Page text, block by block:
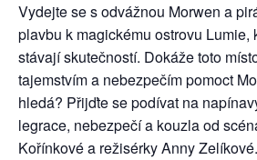
Vydejte se s odvážnou Morwen a
plavbu k magickému ostrovu Lumie,
stávají skutečností. Dokáže toto
tajemstvím a nebezpečím pomoct
hledá? Přijďte se podívat na
legrace, nebezpečí a kouzla od
Kořínkové a režisérky Anny Zelíkové.